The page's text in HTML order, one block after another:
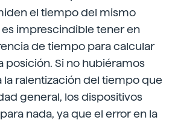
el tiempo del mismo
es imprescindible tener en
de tiempo para calcular
posición. Si no hubiéramos
ralentización del tiempo que
general, los dispositivos
nada, ya que el error en la